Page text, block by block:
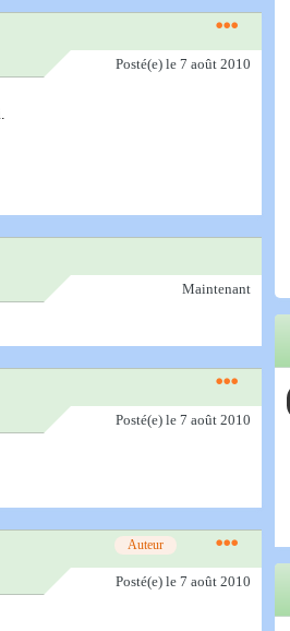
Posté(e) le 7 août 2010
Maintenant
Posté(e) le 7 août 2010
Auteur
Posté(e) le 7 août 2010